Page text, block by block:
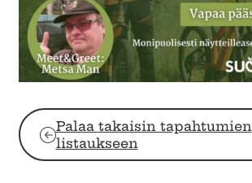
Palaa takaisin tapahtumien
listaukseen